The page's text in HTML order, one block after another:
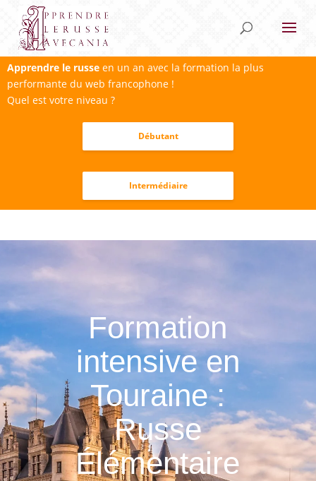
Apprendre le russe en un an avec la formation la plus
performante du web francophone !
Quel est votre niveau ?
Débutant
Intermédiaire
Formation
intensive en
Touraine :
Russe
Élémentaire